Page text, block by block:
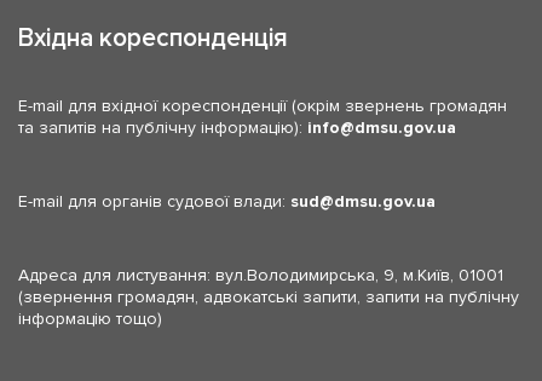
Вхідна кореспонденція
E-mail для вхідної кореспонденції (окрім звернень громадян
та запитів на публічну інформацію): info dmsu.gov.ua
E-mail для органів судової влади: sud dmsu.gov.ua
Адреса для листування: вул.Володимирська, 9, м.Київ, 01001
(звернення громадян, адвокатські запити, запити на публічну
інформацію тощо)